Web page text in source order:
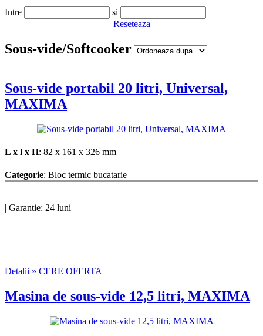
Intre
si
Reseteaza
Sous-vide/Softcooker
Sous-vide portabil 20 litri, Universal,
MAXIMA
L x l x H: 82 x 161 x 326 mm
Categorie: Bloc termic bucatarie
| Garantie: 24 luni
Detalii » CERE OFERTA
Masina de sous-vide 12,5 litri, MAXIMA